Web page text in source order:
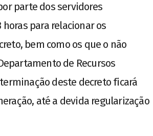
parte dos servidores
para relacionar os
bem como os que o não
de Recursos
deste decreto ficará
até a devida regularização